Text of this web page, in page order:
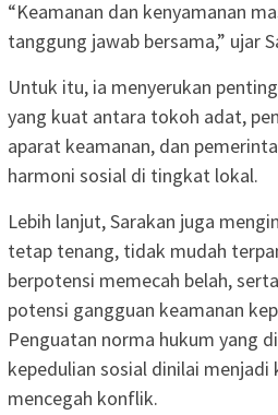
“Keamanan dan kenyamanan
tanggung jawab bersama,” ujar
Untuk itu, ia menyerukan
yang kuat antara tokoh adat,
aparat keamanan, dan
harmoni sosial di tingkat lokal.
Lebih lanjut, Sarakan juga
tetap tenang, tidak mudah
berpotensi memecah belah,
potensi gangguan keamanan
Penguatan norma hukum yang
kepedulian sosial dinilai menjadi
mencegah konflik.